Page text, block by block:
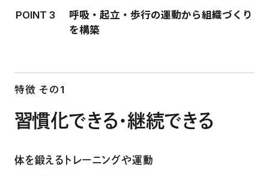
POINT 3
呼吸・起立・歩行の運動から組織づくり
を構築
特徴 その1
習慣化できる・継続できる
体を鍛えるトレーニングや運動